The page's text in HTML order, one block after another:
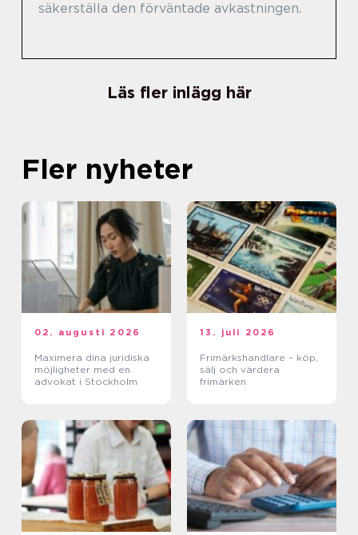
säkerställa den förväntade avkastningen.
Läs fler inlägg här
Fler nyheter
02. augusti 2026
Maximera dina juridiska
möjligheter med en
advokat i Stockholm
13. juli 2026
Frimärkshandlare – köp,
sälj och värdera
frimärken